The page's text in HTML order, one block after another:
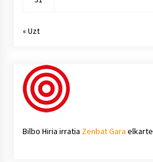
« Uzt
Bilbo Hiria irratia Zenbat Gara